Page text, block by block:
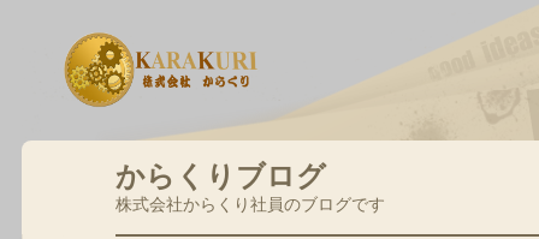
からくりブログ
株式会社からくり社員のブログです